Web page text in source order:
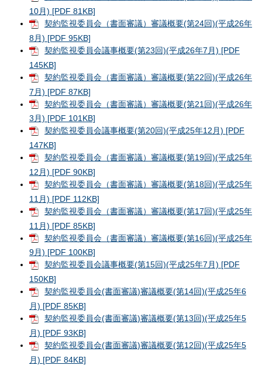
10月) [PDF 81KB]
契約監視委員会（書面審議）審議概要(第24回)(平成26年
8月) [PDF 95KB]
契約監視委員会議事概要(第23回)(平成26年7月) [PDF
145KB]
契約監視委員会（書面審議）審議概要(第22回)(平成26年
7月) [PDF 87KB]
契約監視委員会（書面審議）審議概要(第21回)(平成26年
3月) [PDF 101KB]
契約監視委員会議事概要(第20回)(平成25年12月) [PDF
147KB]
契約監視委員会（書面審議）審議概要(第19回)(平成25年
12月) [PDF 90KB]
契約監視委員会（書面審議）審議概要(第18回)(平成25年
11月) [PDF 112KB]
契約監視委員会（書面審議）審議概要(第17回)(平成25年
11月) [PDF 85KB]
契約監視委員会（書面審議）審議概要(第16回)(平成25年
9月) [PDF 100KB]
契約監視委員会議事概要(第15回)(平成25年7月) [PDF
150KB]
契約監視委員会(書面審議)審議概要(第14回)(平成25年6
月) [PDF 85KB]
契約監視委員会(書面審議)審議概要(第13回)(平成25年5
月) [PDF 93KB]
契約監視委員会(書面審議)審議概要(第12回)(平成25年5
月) [PDF 84KB]